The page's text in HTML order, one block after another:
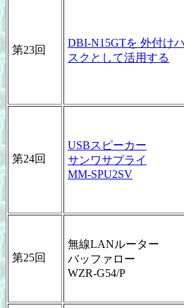
第23回
DBI-N15GTを 外付け
スクとして活用する
第24回
USBスピーカー
サンワサプライ
MM-SPU2SV
第25回
無線LANルーター
バッファロー
WZR-G54/P